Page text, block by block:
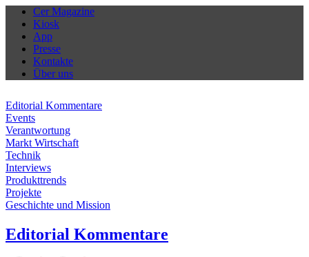
Cer Magazine
Kiosk
App
Presse
Kontakte
Über uns
Editorial Kommentare
Events
Verantwortung
Markt Wirtschaft
Technik
Interviews
Produkttrends
Projekte
Geschichte und Mission
Editorial Kommentare